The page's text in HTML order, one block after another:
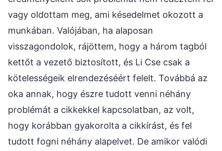
vagy oldottam meg, ami késedelmet okozott a
munkában. Valójában, ha alaposan
visszagondolok, rájöttem, hogy a három tagból
kettőt a vezető biztosított, és Li Cse csak a
kötelességeik elrendezéséért felelt. Továbbá az
oka annak, hogy észre tudott venni néhány
problémát a cikkekkel kapcsolatban, az volt,
hogy korábban gyakorolta a cikkírást, és fel
tudott fogni néhány alapelvet. De amikor valódi